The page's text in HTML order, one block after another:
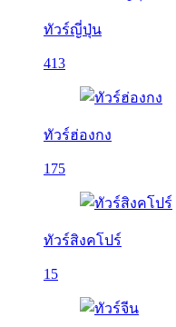
ทัวร์ญี่ปุ่น
413
ทัวร์ฮ่องกง
175
ทัวร์สิงคโปร์
15